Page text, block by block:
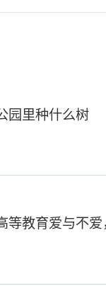
园里种什么树
等教育爱与不